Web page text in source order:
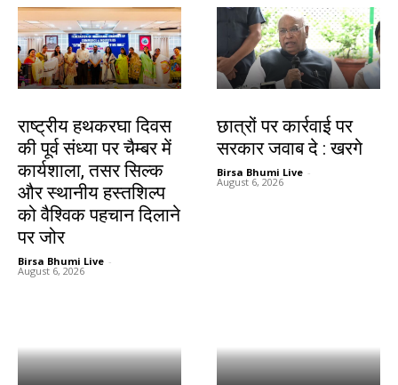
राष्ट्रीय हथकरघा दिवस
की पूर्व संध्या पर चैम्बर में
कार्यशाला, तसर सिल्क
और स्थानीय हस्तशिल्प
को वैश्विक पहचान दिलाने
पर जोर
Birsa Bhumi Live -
August 6, 2026
छात्रों पर कार्रवाई पर
सरकार जवाब दे : खरगे
Birsa Bhumi Live -
August 6, 2026